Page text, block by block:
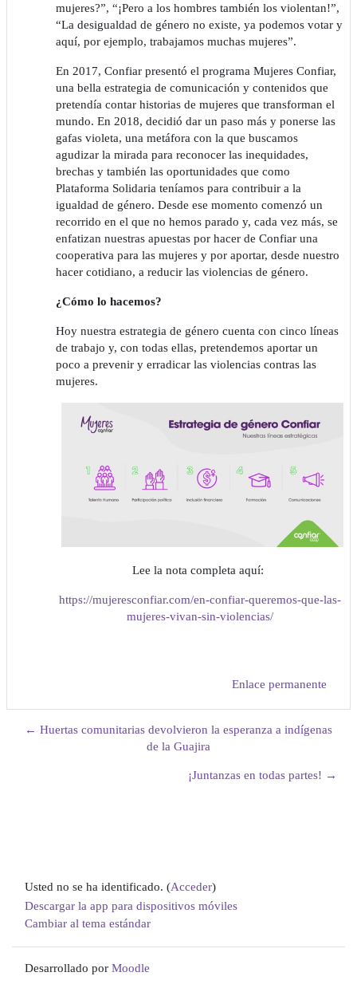
mujeres?”, “¡Pero a los hombres también los violentan!”,
“La desigualdad de género no existe, ya podemos votar y
aquí, por ejemplo, trabajamos muchas mujeres”.
En 2017, Confiar presentó el programa Mujeres Confiar,
una bella estrategia de comunicación y contenidos que
pretendía contar historias de mujeres que transforman el
mundo. En 2018, decidió dar un paso más y ponerse las
gafas violeta, una metáfora con la que buscamos
agudizar la mirada para reconocer las inequidades,
brechas y también las oportunidades que como
Plataforma Solidaria teníamos para contribuir a la
igualdad de género. Desde ese momento comenzó un
recorrido en el que no hemos parado y, cada vez más, se
enfatizan nuestras apuestas por hacer de Confiar una
cooperativa para las mujeres y por aportar, desde nuestro
hacer cotidiano, a reducir las violencias de género.
¿Cómo lo hacemos?
Hoy nuestra estrategia de género cuenta con cinco líneas
de trabajo y, con todas ellas, pretendemos aportar un
poco a prevenir y erradicar las violencias contras las
mujeres.
Lee la nota completa aquí:
https://mujeresconfiar.com/en-confiar-queremos-que-las-
mujeres-vivan-sin-violencias/
Enlace permanente
← Huertas comunitarias devolvieron la esperanza a indígenas
de la Guajira
¡Juntanzas en todas partes! →
Usted no se ha identificado. (Acceder)
Descargar la app para dispositivos móviles
Cambiar al tema estándar
Desarrollado por Moodle